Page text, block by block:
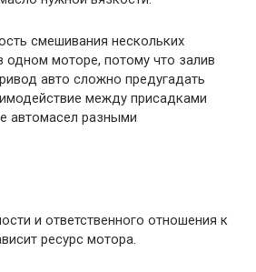
смешивания нескольких
одном моторе, потому что залив
авто сложно предугадать
между присадками
автомасел разными
и ответственного отношения к
ресурс мотора.